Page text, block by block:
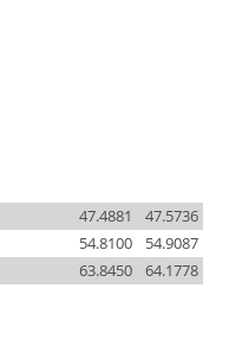
47.5736
47.4881
54.9087
54.8100
64.1778
63.8450